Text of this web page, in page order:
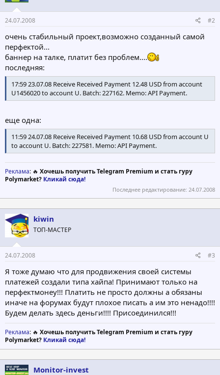
24.07.2008 #2
очень стабильный проект,возможно созданный самой
перфектой...
баннер на талке, платит без проблем....
последняя:
17:59 23.07.08 Receive Received Payment 12.48 USD from account
U1456020 to account U. Batch: 227162. Memo: API Payment.
еще одна:
11:59 24.07.08 Receive Received Payment 10.68 USD from account U
to account U. Batch: 227581. Memo: API Payment.
Реклама: 🔥 Хочешь получить Telegram Premium и стать гуру
Polymarket? Кликай сюда!
Последнее редактирование: 24.07.2008
kiwin
ТОП-МАСТЕР
24.07.2008 #3
Я тоже думаю что для продвижения своей системы
платежей создали типа хайпа! Принимают только на
перфектмонеу!!! Платить не просто должны а обязаны
иначе на форумах будут плохое писать а им это ненадо!!!!
Будем делать здесь деньги!!!! Присоединился!!!
Реклама: 🔥 Хочешь получить Telegram Premium и стать гуру
Polymarket? Кликай сюда!
Monitor-invest